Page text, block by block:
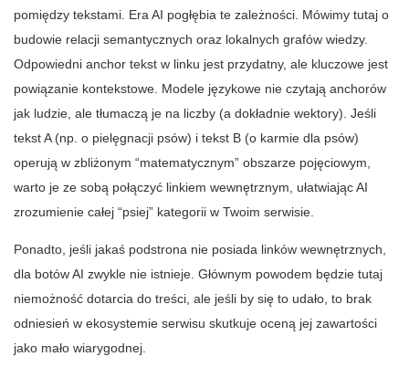
pomiędzy tekstami. Era AI pogłębia te zależności. Mówimy tutaj o
budowie relacji semantycznych oraz lokalnych grafów wiedzy.
Odpowiedni anchor tekst w linku jest przydatny, ale kluczowe jest
powiązanie kontekstowe. Modele językowe nie czytają anchorów
jak ludzie, ale tłumaczą je na liczby (a dokładnie wektory). Jeśli
tekst A (np. o pielęgnacji psów) i tekst B (o karmie dla psów)
operują w zbliżonym “matematycznym” obszarze pojęciowym,
warto je ze sobą połączyć linkiem wewnętrznym, ułatwiając AI
zrozumienie całej “psiej” kategorii w Twoim serwisie.
Ponadto, jeśli jakaś podstrona nie posiada linków wewnętrznych,
dla botów AI zwykle nie istnieje. Głównym powodem będzie tutaj
niemożność dotarcia do treści, ale jeśli by się to udało, to brak
odniesień w ekosystemie serwisu skutkuje oceną jej zawartości
jako mało wiarygodnej.